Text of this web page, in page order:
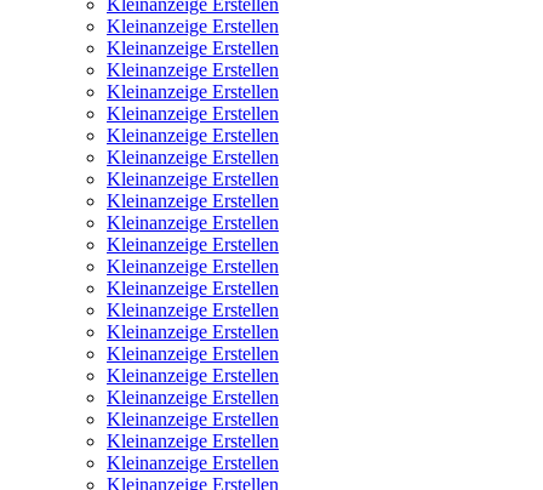
Kleinanzeige Erstellen
Kleinanzeige Erstellen
Kleinanzeige Erstellen
Kleinanzeige Erstellen
Kleinanzeige Erstellen
Kleinanzeige Erstellen
Kleinanzeige Erstellen
Kleinanzeige Erstellen
Kleinanzeige Erstellen
Kleinanzeige Erstellen
Kleinanzeige Erstellen
Kleinanzeige Erstellen
Kleinanzeige Erstellen
Kleinanzeige Erstellen
Kleinanzeige Erstellen
Kleinanzeige Erstellen
Kleinanzeige Erstellen
Kleinanzeige Erstellen
Kleinanzeige Erstellen
Kleinanzeige Erstellen
Kleinanzeige Erstellen
Kleinanzeige Erstellen